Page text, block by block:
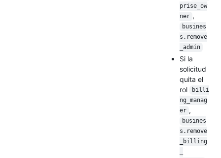
prise_ow
ner ,
busines
s.remove
_admin
Si la
solicitud
quita el
rol
billi
ng_manag
er ,
busines
s.remove
_billing